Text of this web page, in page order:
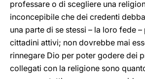
professare o di scegliere una
inconcepibile che dei credenti
una parte di se stessi – la loro fede –
cittadini attivi; non dovrebbe mai
rinnegare Dio per poter godere dei
collegati con la religione sono